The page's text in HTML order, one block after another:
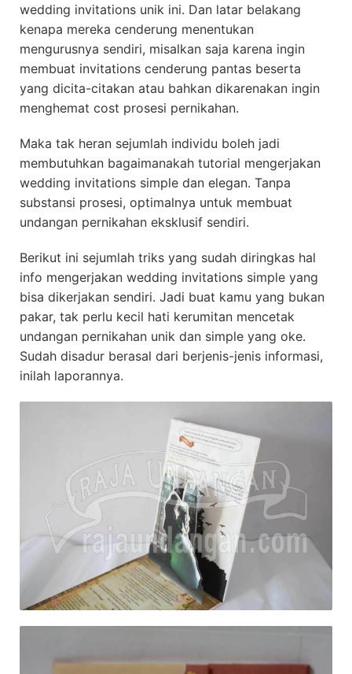
wedding invitations unik ini. Dan latar belakang
kenapa mereka cenderung menentukan
mengurusnya sendiri, misalkan saja karena ingin
membuat invitations cenderung pantas beserta
yang dicita-citakan atau bahkan dikarenakan ingin
menghemat cost prosesi pernikahan.
Maka tak heran sejumlah individu boleh jadi
membutuhkan bagaimanakah tutorial mengerjakan
wedding invitations simple dan elegan. Tanpa
substansi prosesi, optimalnya untuk membuat
undangan pernikahan eksklusif sendiri.
Berikut ini sejumlah triks yang sudah diringkas hal
info mengerjakan wedding invitations simple yang
bisa dikerjakan sendiri. Jadi buat kamu yang bukan
pakar, tak perlu kecil hati kerumitan mencetak
undangan pernikahan unik dan simple yang oke.
Sudah disadur berasal dari berjenis-jenis informasi,
inilah laporannya.